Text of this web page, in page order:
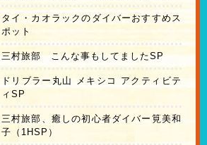
タイ・カオラックのダイバーおすすめス
ポット
三村旅部 こんな事もしてましたSP
ドリブラー丸山 メキシコ アクティビテ
ィSP
三村旅部、癒しの初心者ダイバー筧美和
子（1HSP）